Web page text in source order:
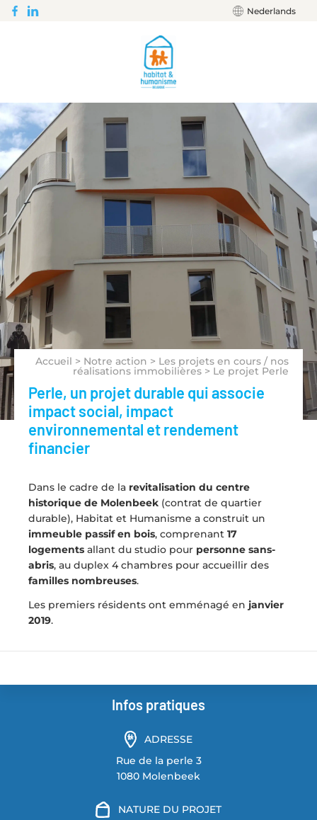
Nederlands
Accueil > Notre action > Les projets en cours / nos
réalisations immobilières > Le projet Perle
Perle, un projet durable qui associe
impact social, impact
environnemental et rendement
financier
Dans le cadre de la revitalisation du centre
historique de Molenbeek (contrat de quartier
durable), Habitat et Humanisme a construit un
immeuble passif en bois, comprenant 17
logements allant du studio pour personne sans-
abris, au duplex 4 chambres pour accueillir des
familles nombreuses.
Les premiers résidents ont emménagé en janvier
2019.
Infos pratiques
ADRESSE
Rue de la perle 3
1080 Molenbeek
NATURE DU PROJET